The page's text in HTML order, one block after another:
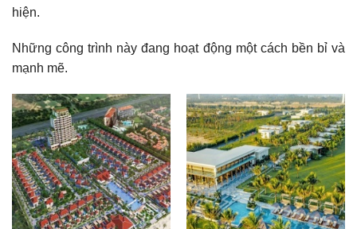
hiện.
Những công trình này đang hoạt động một cách bền bỉ và
mạnh mẽ.